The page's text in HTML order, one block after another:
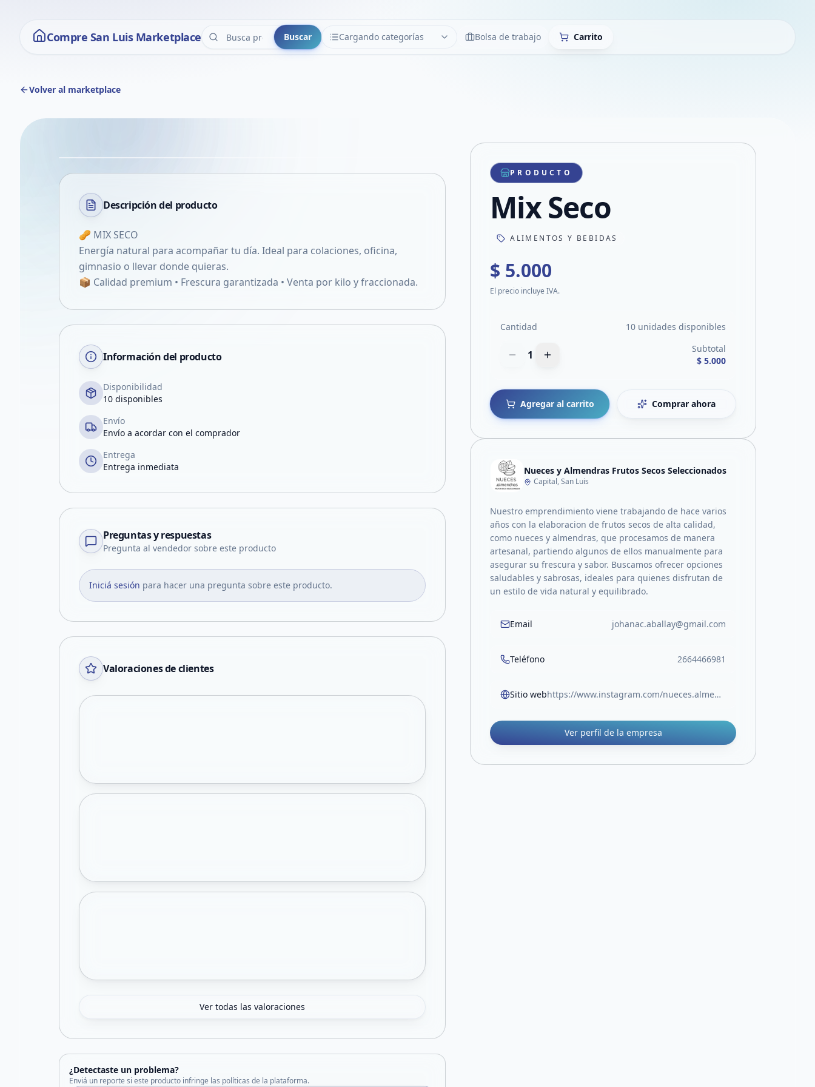
Compre San Luis Marketplace Buscar Cargando categorías
CATEGORÍAS LimpiarBolsa de trabajo Carrito
Volver al marketplace
VER EN PANTALLA COMPLETA
Compartir producto
Compartir por WhatsApp
Compartir por mail
Compartir en Facebook
Compartir en X
Descripción del producto
🥜 MIX SECO
Energía natural para acompañar tu día. Ideal para colaciones, oficina,
gimnasio o llevar donde quieras.
📦 Calidad premium • Frescura garantizada • Venta por kilo y fraccionada.
Información del producto
Disponibilidad
10 disponibles
Envío
Envío a acordar con el comprador
Entrega
Entrega inmediata
Preguntas y respuestas
Pregunta al vendedor sobre este producto
Iniciá sesión para hacer una pregunta sobre este producto.
Valoraciones de clientes
Ver todas las valoraciones
¿Detectaste un problema?
Enviá un reporte si este producto infringe las políticas de la plataforma.
PRODUCTO
Mix Seco
ALIMENTOS Y BEBIDAS
$ 5.000
El precio incluye IVA.
Cantidad 10 unidades disponibles
1
Subtotal
$ 5.000
Agregar al carrito Comprar ahora
Nueces y Almendras Frutos Secos Seleccionados
Capital, San Luis
Nuestro emprendimiento viene trabajando de hace varios
años con la elaboracion de frutos secos de alta calidad,
como nueces y almendras, que procesamos de manera
artesanal, partiendo algunos de ellos manualmente para
asegurar su frescura y sabor. Buscamos ofrecer opciones
saludables y sabrosas, ideales para quienes disfrutan de
un estilo de vida natural y equilibrado.
Email johanac.aballay@gmail.com
Teléfono 2664466981
Sitio web https://www.instagram.com/nueces.almendras/
Ver perfil de la empresa